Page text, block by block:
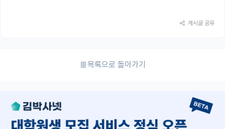
게시글 공유
목록으로 돌아가기